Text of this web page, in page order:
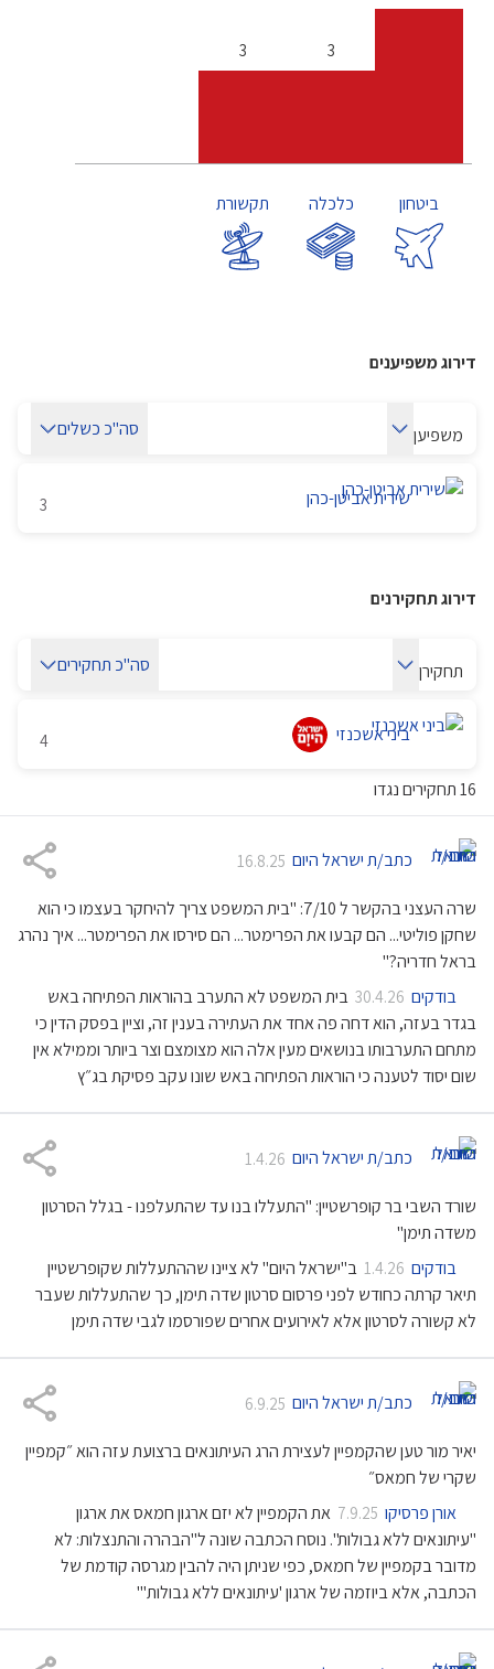
3
3
ביטחון כלכלה תקשורת
דירוג משפיענים
משפיען סה"כ כשלים
שירית אביטן-כהן 3
דירוג תחקירנים
תחקירן סה"כ תחקירים
ביני אשכנזי 4
16 תחקירים נגדו
כתב/ת ישראל היום 16.8.25
שרה העצני בהקשר ל 7/10: "בית המשפט צריך להיחקר בעצמו כי הוא
שחקן פוליטי... הם קבעו את הפרימטר... הם סירסו את הפרימטר... איך נהרג
בראל חדריה?"
בודקים 30.4.26 בית המשפט לא התערב בהוראות הפתיחה באש
בגדר בעזה, הוא דחה פה אחד את העתירה בענין זה, וציין בפסק הדין כי
מתחם התערבותו בנושאים מעין אלה הוא מצומצם וצר ביותר וממילא אין
שום יסוד לטענה כי הוראות הפתיחה באש שונו עקב פסיקת בג״ץ
כתב/ת ישראל היום 1.4.26
שורד השבי בר קופרשטיין: "התעללו בנו עד שהתעלפנו - בגלל הסרטון
משדה תימן"
בודקים 1.4.26 ב"ישראל היום" לא ציינו שההתעללות שקופרשטיין
תיאר קרתה כחודש לפני פרסום סרטון שדה תימן, כך שהתעללות שעבר
לא קשורה לסרטון אלא לאירועים אחרים שפורסמו לגבי שדה תימן
כתב/ת ישראל היום 6.9.25
יאיר מור טען שהקמפיין לעצירת הרג העיתונאים ברצועת עזה הוא ״קמפיין
שקרי של חמאס״
אורן פרסיקו 7.9.25 את הקמפיין לא יזם ארגון חמאס את ארגון
"עיתונאים ללא גבולות". נוסח הכתבה שונה ל"הבהרה והתנצלות: לא
מדובר בקמפיין של חמאס, כפי שניתן היה להבין מגרסה קודמת של
הכתבה, אלא ביוזמה של ארגון 'עיתונאים ללא גבולות'"